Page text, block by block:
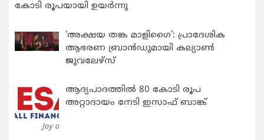
കോടി രൂപയായി ഉയർന്നു
‘അക്ഷയ തങ്ക മാളിഗൈ’: പ്രാദേശിക
ആഭരണ ബ്രാന്‍ഡുമായി കല്യാണ്‍
ജുവലേഴ്‌സ്
ആദ്യപാദത്തിൽ 80 കോടി രൂപ
അറ്റാദായം നേടി ഇസാഫ് ബാങ്ക്